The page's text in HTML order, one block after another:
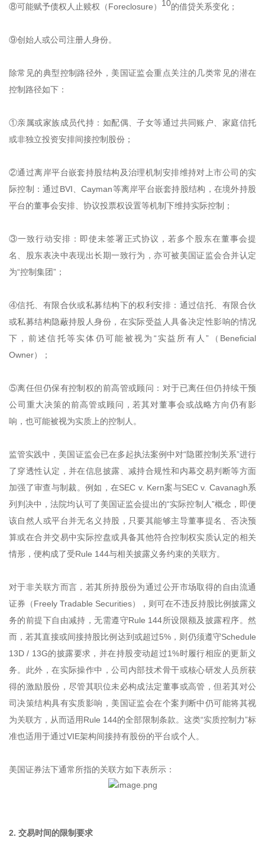
⑧可能赋予债权人止赎权（Foreclosure） 10的借贷关系变化；
⑨创始人或公司注册人身份。
除常见的典型控制路径外，美国证监会重点关注的几类常见的潜在
控制路径如下：
①亲属或家族成员代持：如配偶、子女等通过共同账户、家庭信托
或非独立投资安排间接控制股份；
②通过离岸平台嵌套持股结构及治理机制安排维持对上市公司的实
际控制：通过BVI、Cayman等离岸平台嵌套持股结构，在境外持股
平台的董事会安排、协议投票权设置等机制下维持实际控制；
③一致行动安排：即使未签署正式协议，若多个股东在董事会提
名、股东表决中表现出长期一致行为，亦可被美国证监会合并认定
为“控制集团”；
④信托、有限合伙或私募结构下的权利安排：通过信托、有限合伙
或私募结构隐蔽持股人身份，在实际受益人具备决定性影响的情况
下，前述信托等实体仍可能被视为“实益所有人”（Beneficial
Owner）；
⑤离任但仍保有控制权的前高管或顾问：对于已离任但仍持续干预
公司重大决策的前高管或顾问，若其对董事会或战略方向仍有影
响，也可能被视为实质上的控制人。
监管实践中，美国证监会已在多起执法案例中对“隐匿控制关系”进行
了穿透性认定，并在信息披露、减持合规性和内幕交易判断等方面
加强了审查与制裁。例如，在SEC v. Kern案与SEC v. Cavanagh系
列判决中，法院均认可了美国证监会提出的“实际控制人”概念，即便
该自然人或平台并无名义持股，只要其能够主导董事提名、否决预
算或在合并交易中实际控盘或具备其他符合控制权实质认定的相关
情形，便构成了受Rule 144与相关披露义务约束的关联方。
对于非关联方而言，若其所持股份为通过公开市场取得的自由流通
证券（Freely Tradable Securities），则可在不违反持股比例披露义
务的前提下自由减持，无需遵守Rule 144所设限额及披露程序。然
而，若其直接或间接持股比例达到或超过5%，则仍须遵守Schedule
13D / 13G的披露要求，并在持股变动超过1%时履行相应的更新义
务。此外，在实际操作中，公司内部技术骨干或核心研发人员所获
得的激励股份，尽管其职位未必构成法定董事或高管，但若其对公
司决策结构具有实质影响，美国证监会在个案判断中仍可能将其视
为关联方，从而适用Rule 144的全部限制条款。这类“实质控制力”标
准也适用于通过VIE架构间接持有股份的平台或个人。
美国证券法下通常所指的关联方如下表所示：
2. 交易时间的限制要求